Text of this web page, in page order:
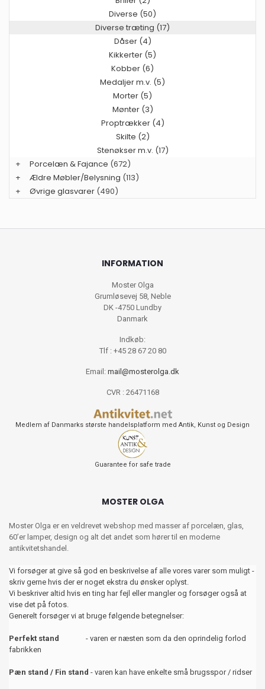
Diverse (50)
Diverse træting (17)
Dåser (4)
Kikkerter (5)
Kobber (6)
Medaljer m.v. (5)
Morter (5)
Mønter (3)
Proptrækker (4)
Skilte (2)
Stenøkser m.v. (17)
+
Porcelæn & Fajance (672)
+
Ældre Møbler/Belysning (113)
+
Øvrige glasvarer (490)
INFORMATION
Moster Olga
Grumløsevej 58, Neble
DK -4750 Lundby
Danmark
Indkøb:
Tlf : +45 28 67 20 80
Email: mail@mosterolga.dk
CVR : 26471168
Medlem af Danmarks største handelsplatform med Antik, Kunst og Design
Guarantee for safe trade
MOSTER OLGA
Moster Olga er en veldrevet webshop med masser af porcelæn, glas,
60’er lamper, design og alt det andet som hører til en moderne
antikvitetshandel.
Vi forsøger at give så god en beskrivelse af alle vores varer som muligt -
skriv gerne hvis der er noget ekstra du ønsker oplyst.
Vi beskriver altid hvis en ting har fejl eller mangler og forsøger også at
vise det på fotos.
Generelt forsøger vi at bruge følgende betegnelser:
Perfekt stand - varen er næsten som da den oprindelig forlod
fabrikken
Pæn stand / Fin stand - varen kan have enkelte små brugsspor / ridser